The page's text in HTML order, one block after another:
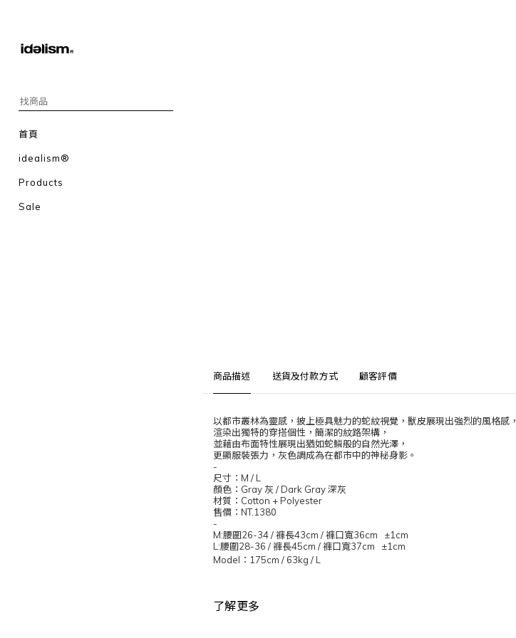
首頁
idealism®
Products
Sale
商品描述 送貨及付款方式 顧客評價
以都市叢林為靈感，披上極具魅力的蛇紋視覺，獸皮展現出強烈的風格感，
渲染出獨特的穿搭個性，簡潔的紋路架構，
並藉由布面特性展現出猶如蛇鱗般的自然光澤，
更顯服裝張力，灰色調成為在都市中的神秘身影。
-
尺寸： M / L
顏色： Gray 灰 / Dark Gray深灰
材質： Cotton + Polyester
售價： NT.1380
-
M:腰圍26-34 /褲長43cm /褲口寬36cm ±1cm
L:腰圍28-36 /褲長45cm /褲口寬37cm ±1cm
Model ： 175cm / 63kg / L
了解更多